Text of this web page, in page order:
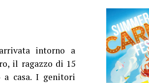
intorno a
il ragazzo di 15
a casa. I genitori